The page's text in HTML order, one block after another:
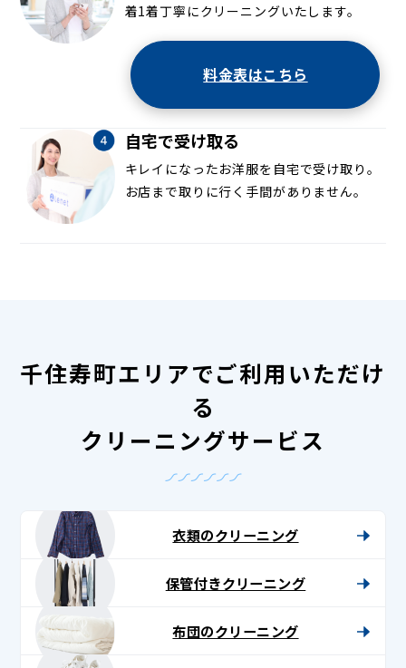
着1着丁寧にクリーニングいたします。
料金表はこちら
自宅で受け取る
キレイになったお洋服を自宅で受け取り。
お店まで取りに行く手間がありません。
千住寿町エリアでご利用いただけ
る
クリーニングサービス
衣類のクリーニング
保管付きクリーニング
布団のクリーニング